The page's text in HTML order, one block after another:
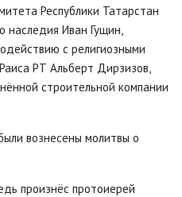
Республики Татарстан
наследия Иван Гущин,
с религиозными
РТ Альберт Дирзизов,
строительной компании
вознесены молитвы о
произнёс протоиерей